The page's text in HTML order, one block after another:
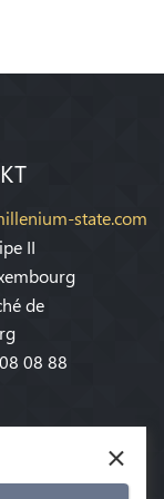
state.com
II
de
08 88
×